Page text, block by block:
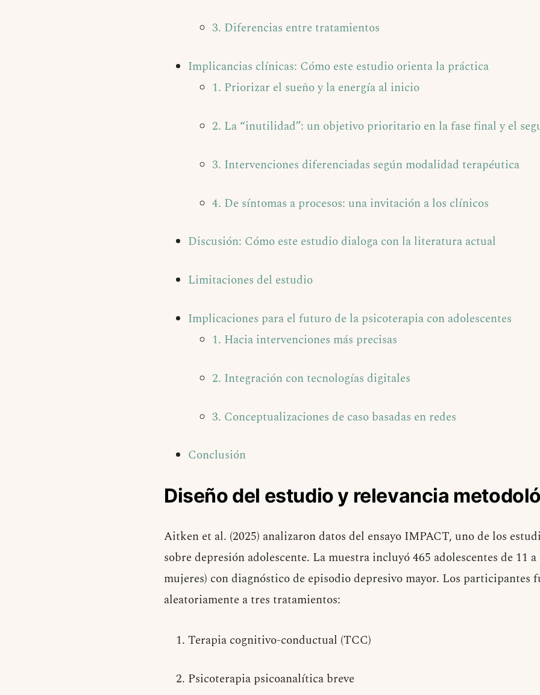
3. Diferencias entre tratamientos
Implicancias clínicas: Cómo este estudio orienta la práctica
1. Priorizar el sueño y la energía al inicio
2. La “inutilidad”: un objetivo prioritario en la fase final y el
3. Intervenciones diferenciadas según modalidad terapéutica
4. De síntomas a procesos: una invitación a los clínicos
Discusión: Cómo este estudio dialoga con la literatura actual
Limitaciones del estudio
Implicaciones para el futuro de la psicoterapia con adolescentes
1. Hacia intervenciones más precisas
2. Integración con tecnologías digitales
3. Conceptualizaciones de caso basadas en redes
Conclusión
Diseño del estudio y relevancia
Aitken et al. (2025) analizaron datos del ensayo IMPACT, uno de los
sobre depresión adolescente. La muestra incluyó 465 adolescentes de 11 a
mujeres) con diagnóstico de episodio depresivo mayor. Los participantes
aleatoriamente a tres tratamientos:
Terapia cognitivo-conductual (TCC)
Psicoterapia psicoanalítica breve